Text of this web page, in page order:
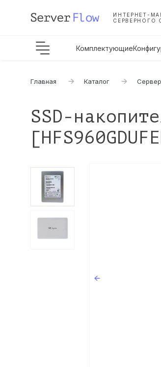
ИНТЕРНЕТ-
СЕРВЕРНОГО
Комплектующие
Главная Каталог
SSD-